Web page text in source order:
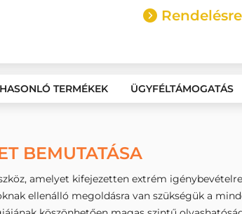
Rendelésre
HASONLÓ TERMÉKEK ÜGYFÉLTÁMOGATÁS
BEMUTATÁSA
amelyet kifejezetten extrém
ellenálló megoldásra van szükségük a